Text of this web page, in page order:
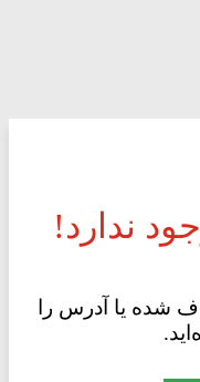
ندارد!
شده یا آدرس را